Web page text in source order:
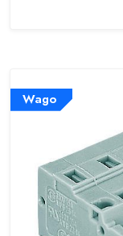
Wago